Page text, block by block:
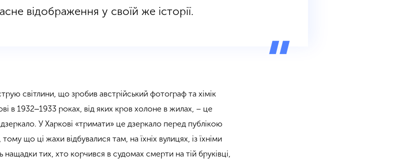
відображення у своїй же історії.
світлини, що зробив австрійський фотограф та хімік
в 1932‒1933 роках, від яких кров холоне в жилах, – це
У Харкові «тримати» це дзеркало перед публікою
що ці жахи відбувалися там, на їхніх вулицях, із їхніми
тих, хто корчився в судомах смерти на тій бруківці,